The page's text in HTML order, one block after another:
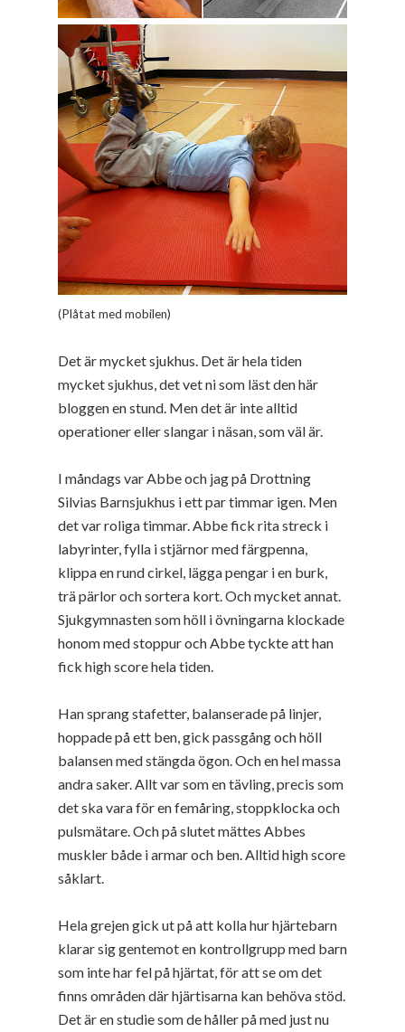
(Plåtat med mobilen)
Det är mycket sjukhus. Det är hela tiden
mycket sjukhus, det vet ni som läst den här
bloggen en stund. Men det är inte alltid
operationer eller slangar i näsan, som väl är.
I måndags var Abbe och jag på Drottning
Silvias Barnsjukhus i ett par timmar igen. Men
det var roliga timmar. Abbe fick rita streck i
labyrinter, fylla i stjärnor med färgpenna,
klippa en rund cirkel, lägga pengar i en burk,
trä pärlor och sortera kort. Och mycket annat.
Sjukgymnasten som höll i övningarna klockade
honom med stoppur och Abbe tyckte att han
fick high score hela tiden.
Han sprang stafetter, balanserade på linjer,
hoppade på ett ben, gick passgång och höll
balansen med stängda ögon. Och en hel massa
andra saker. Allt var som en tävling, precis som
det ska vara för en femåring, stoppklocka och
pulsmätare. Och på slutet mättes Abbes
muskler både i armar och ben. Alltid high score
såklart.
Hela grejen gick ut på att kolla hur hjärtebarn
klarar sig gentemot en kontrollgrupp med barn
som inte har fel på hjärtat, för att se om det
finns områden där hjärtisarna kan behöva stöd.
Det är en studie som de håller på med just nu